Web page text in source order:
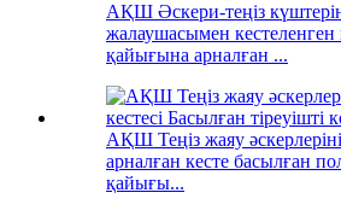
АҚШ Әскери-теңіз
жалаушасымен кестеленген
қайығына арналған ...
АҚШ Теңіз жаяу
арналған кесте басылған
қайығы...